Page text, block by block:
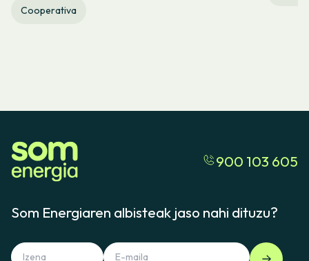
Cooperativa
900 103 605
Som Energiaren albisteak jaso nahi dituzu?